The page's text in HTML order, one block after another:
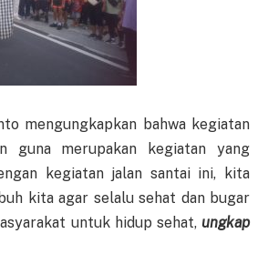
mengungkapkan bahwa kegiatan
guna merupakan kegiatan yang
kegiatan jalan santai ini, kita
kita agar selalu sehat dan bugar
untuk hidup sehat, ungkap